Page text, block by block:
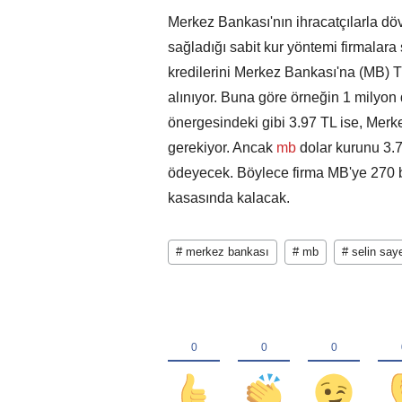
Merkez Bankası'nın ihracatçılarla
sağladığı sabit kur yöntemi
kredilerini Merkez Bankası'na (MB)
alınıyor. Buna göre örneğin 1
önergesindeki gibi 3.97 TL ise,
gerekiyor. Ancak mb dolar kurunu
ödeyecek. Böylece firma MB'ye 270
kasasında kalacak.
# merkez bankası # mb # selin